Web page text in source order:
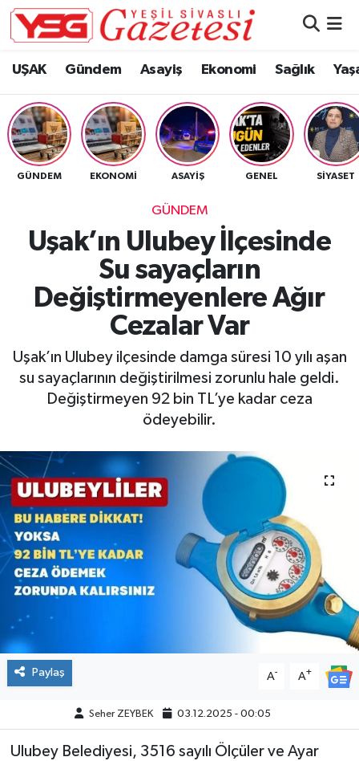
UŞAK Gündem Asayiş Ekonomi Sağlık
GÜNDEM EKONOMI ASAYIŞ GENEL SIYASET
GÜNDEM
Uşak’ın Ulubey İlçesinde
Su sayaçların
Değiştirmeyenlere Ağır
Cezalar Var
Uşak’ın Ulubey ilçesinde damga süresi 10 yılı aşan
su sayaçlarının değiştirilmesi zorunlu hale geldi.
Değiştirmeyen 92 bin TL’ye kadar ceza
ödeyebilir.
Paylaş A- A+
Seher ZEYBEK 03.12.2025 - 00:05
Ulubey Belediyesi, 3516 sayılı Ölçüler ve Ayar
Hava Durumu
Namaz Vakitleri
Trafik Durumu
Süper Lig Puan Durumu ve Fikstür
Tüm Manşetler
Son Dakika Haberleri